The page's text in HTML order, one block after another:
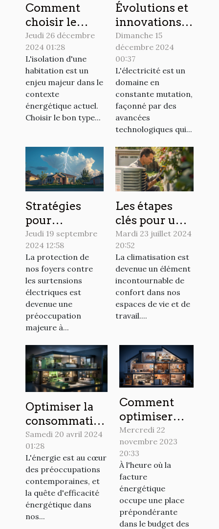
Comment
choisir le
meilleur bois
triple vitrage
pour une
isolation
optimale
Jeudi 26 décembre
2024 01:28
L'isolation d'une
habitation est un
enjeu majeur dans le
contexte
énergétique actuel.
Choisir le bon type...
Évolutions et
innovations
dans
l'installation
électrique
moderne
Dimanche 15
décembre 2024
00:37
L'électricité est un
domaine en
constante mutation,
façonné par des
avancées
technologiques qui...
Stratégies
pour
minimiser les
risques de
surtension
dans votre
maison
Jeudi 19 septembre
2024 12:58
La protection de
nos foyers contre
les surtensions
électriques est
devenue une
préoccupation
majeure à...
Les étapes
clés pour une
intervention
rapide en
climatisation
Mardi 23 juillet 2024
20:52
La climatisation est
devenue un élément
incontournable de
confort dans nos
espaces de vie et de
travail....
Optimiser la
consommation
énergétique à
la maison
grâce aux
technologies
vertes
Samedi 20 avril 2024
01:28
L'énergie est au cœur
des préoccupations
contemporaines, et
la quête d'efficacité
énergétique dans
nos...
Comment
optimiser
son
chauffage
pour
économiser
de l'énergie
Mercredi 22
novembre 2023
20:33
À l'heure où la
facture
énergétique
occupe une place
prépondérante
dans le budget des